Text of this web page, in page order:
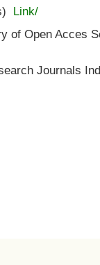
Link/
of Open Acces
Journals